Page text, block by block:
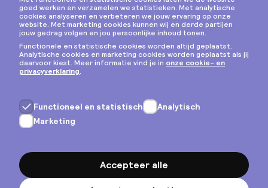
Privacy & cookies
Algemene voorwaarden